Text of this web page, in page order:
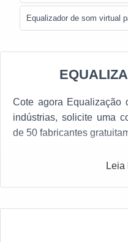
Equalizador de som virtual
Cote agora Equalização
indústrias, solicite uma
de 50 fabricantes
Leia